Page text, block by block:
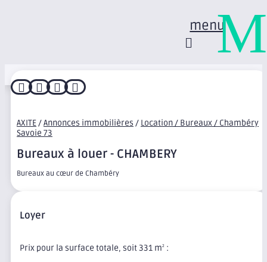
menu
   
AXITE/Annonces immobilières / Location / Bureaux / Chambéry
Savoie 73
Bureaux à louer - CHAMBERY
Bureaux au cœur de Chambéry
Loyer
Prix pour la surface totale, soit 331 m2 :
M